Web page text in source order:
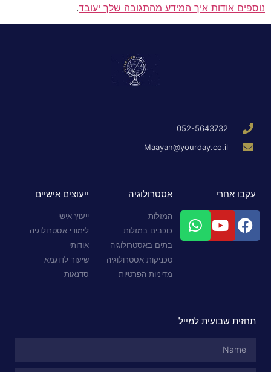
נוספים אודות איך המידע מהתגובה שלך יעובד.
052-5643732
Maayan@yourday.co.il
עקבו אחרי אסטרולוגיה
המזלות
כוכבים במזלות
בתים באסטרולוגיה
טכניקות אסטרולוגיה
מדיניות הפרטיות
ייעוצים אישיים
ייעוץ אישי
לימודי אסטרולוגיה
אודותי
שיעור לדוגמא
סדנאות
תחזית שבועית למייל